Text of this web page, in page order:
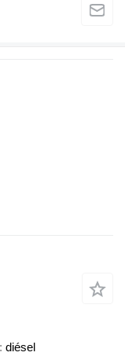
diésel